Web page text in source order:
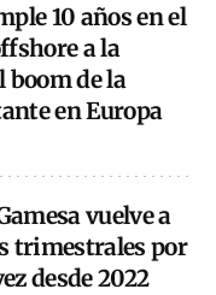
10 años en el
a la
boom de la
en Europa
vuelve a
trimestrales por
desde 2022